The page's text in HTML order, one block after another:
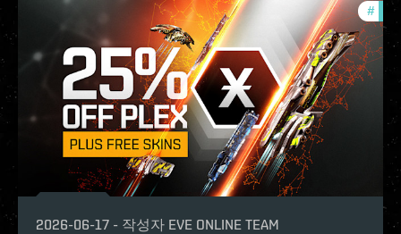
#
2026-06-17 - 작성자 EVE ONLINE TEAM